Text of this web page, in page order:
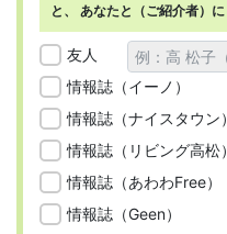
と、 あなたと（ご紹介者）に
友人
情報誌（イーノ）
情報誌（ナイスタウン）
情報誌（リビング高松）
情報誌（あわわFree）
情報誌（Geen）